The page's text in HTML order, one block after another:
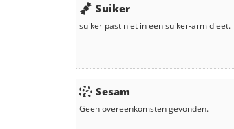
Suiker
suiker past niet in een suiker-arm dieet.
Sesam
Geen overeenkomsten gevonden.